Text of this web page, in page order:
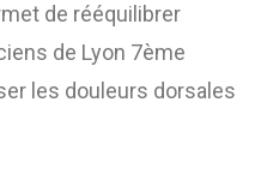
de rééquilibrer
de Lyon 7ème
les douleurs dorsales